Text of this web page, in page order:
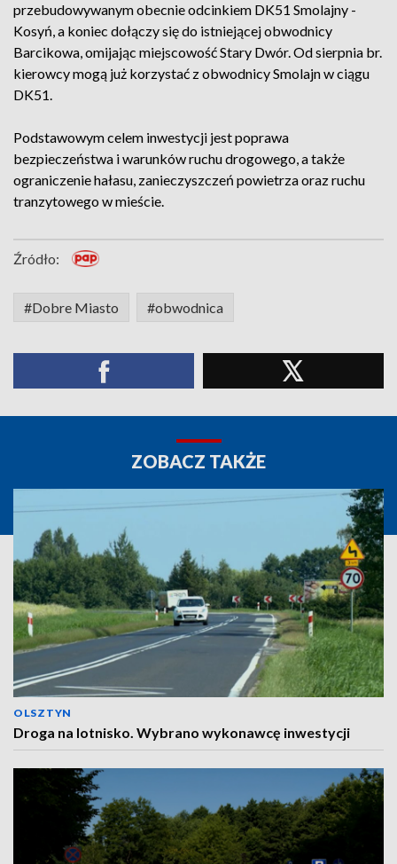
przebudowywanym obecnie odcinkiem DK51 Smolajny -
Kosyń, a koniec dołączy się do istniejącej obwodnicy
Barcikowa, omijając miejscowość Stary Dwór. Od sierpnia br.
kierowcy mogą już korzystać z obwodnicy Smolajn w ciągu
DK51.
Podstawowym celem inwestycji jest poprawa
bezpieczeństwa i warunków ruchu drogowego, a także
ograniczenie hałasu, zanieczyszczeń powietrza oraz ruchu
tranzytowego w mieście.
Źródło:
#Dobre Miasto #obwodnica
ZOBACZ TAKŻE
OLSZTYN
Droga na lotnisko. Wybrano wykonawcę inwestycji